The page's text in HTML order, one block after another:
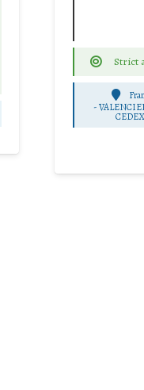
Strict
-
CEDEX